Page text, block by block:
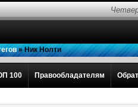
» Ник Нолти
100 Правообладателям